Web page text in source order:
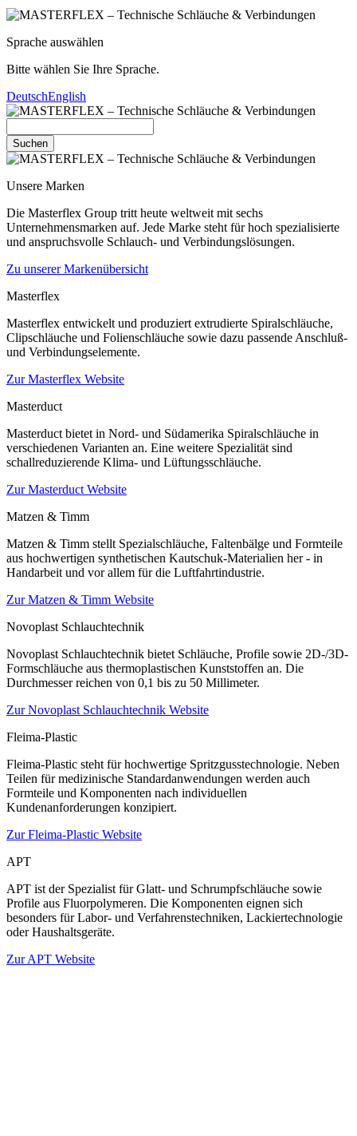
Sprache auswählen
Bitte wählen Sie Ihre Sprache.
DeutschEnglish
Suchen
Unsere Marken
Die Masterflex Group tritt heute weltweit mit sechs
Unternehmensmarken auf. Jede Marke steht für hoch spezialisierte
und anspruchsvolle Schlauch- und Verbindungslösungen.
Zu unserer Markenübersicht
Masterflex
Masterflex entwickelt und produziert extrudierte Spiralschläuche,
Clipschläuche und Folienschläuche sowie dazu passende Anschluß-
und Verbindungselemente.
Zur Masterflex Website
Masterduct
Masterduct bietet in Nord- und Südamerika Spiralschläuche in
verschiedenen Varianten an. Eine weitere Spezialität sind
schallreduzierende Klima- und Lüftungsschläuche.
Zur Masterduct Website
Matzen & Timm
Matzen & Timm stellt Spezialschläuche, Faltenbälge und Formteile
aus hochwertigen synthetischen Kautschuk-Materialien her - in
Handarbeit und vor allem für die Luftfahrtindustrie.
Zur Matzen & Timm Website
Novoplast Schlauchtechnik
Novoplast Schlauchtechnik bietet Schläuche, Profile sowie 2D-/3D-
Formschläuche aus thermoplastischen Kunststoffen an. Die
Durchmesser reichen von 0,1 bis zu 50 Millimeter.
Zur Novoplast Schlauchtechnik Website
Fleima-Plastic
Fleima-Plastic steht für hochwertige Spritzgusstechnologie. Neben
Teilen für medizinische Standardanwendungen werden auch
Formteile und Komponenten nach individuellen
Kundenanforderungen konzipiert.
Zur Fleima-Plastic Website
APT
APT ist der Spezialist für Glatt- und Schrumpfschläuche sowie
Profile aus Fluorpolymeren. Die Komponenten eignen sich
besonders für Labor- und Verfahrenstechniken, Lackiertechnologie
oder Haushaltsgeräte.
Zur APT Website